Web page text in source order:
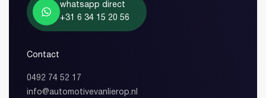
whatsapp direct
+31 6 34 15 20 56
Contact
0492 74 52 17
info@automotivevanlierop.nl